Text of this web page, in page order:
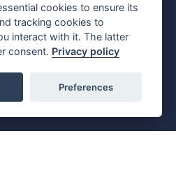
cookies to ensure its
tracking cookies to
interact with it. The latter
consent. Privacy policy
Preferences